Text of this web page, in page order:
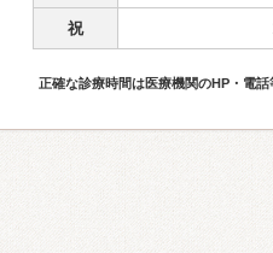
祝
正確な診療時間は医療機関のHP・電